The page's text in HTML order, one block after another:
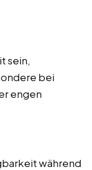
sein,
bei
engen
während